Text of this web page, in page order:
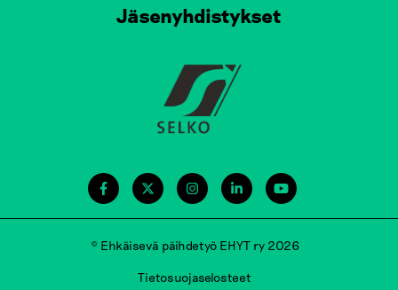
Jäsenyhdistykset
© Ehkäisevä päihdetyö EHYT ry 2026
Tietosuojaselosteet